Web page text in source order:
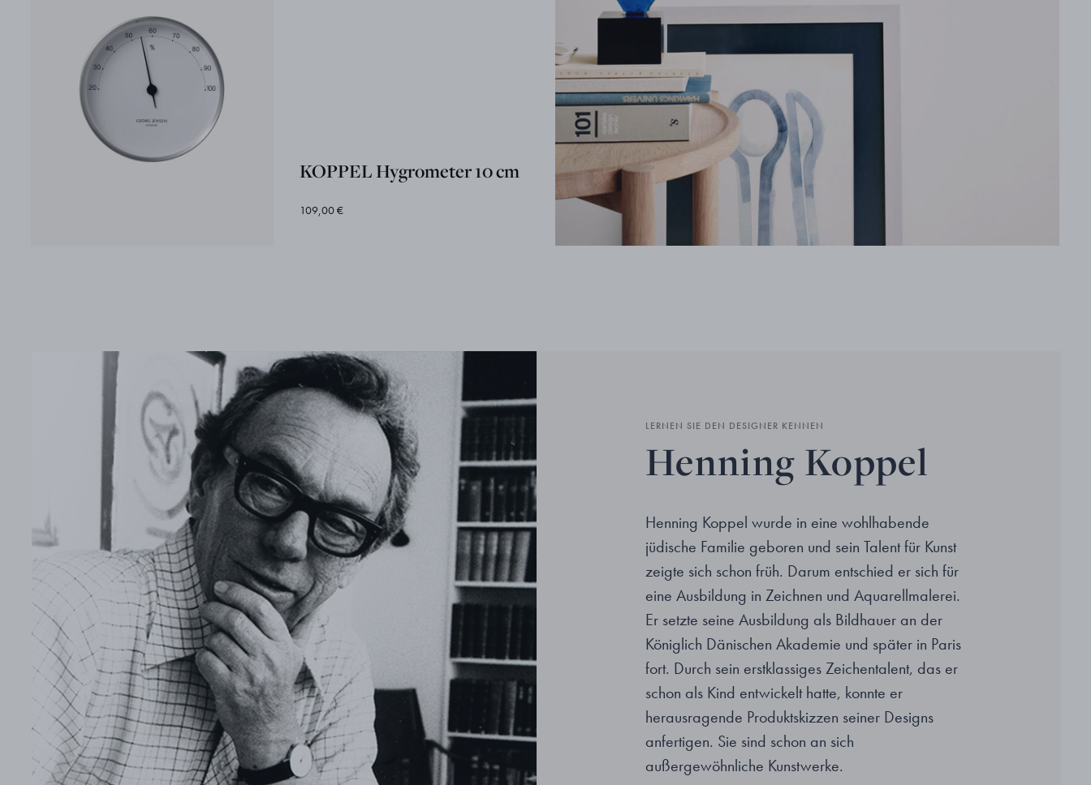
KOPPEL Hygrometer 10 cm
109,00 €
LERNEN SIE DEN DESIGNER KENNEN
Henning Koppel
Henning Koppel wurde in eine wohlhabende
jüdische Familie geboren und sein Talent für Kunst
zeigte sich schon früh. Darum entschied er sich für
eine Ausbildung in Zeichnen und Aquarellmalerei.
Er setzte seine Ausbildung als Bildhauer an der
Königlich Dänischen Akademie und später in Paris
fort. Durch sein erstklassiges Zeichentalent, das er
schon als Kind entwickelt hatte, konnte er
herausragende Produktskizzen seiner Designs
anfertigen. Sie sind schon an sich
außergewöhnliche Kunstwerke.